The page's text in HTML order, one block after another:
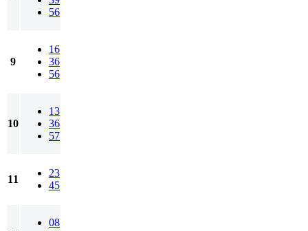
56
9
16
36
56
10
13
36
57
11
23
45
08